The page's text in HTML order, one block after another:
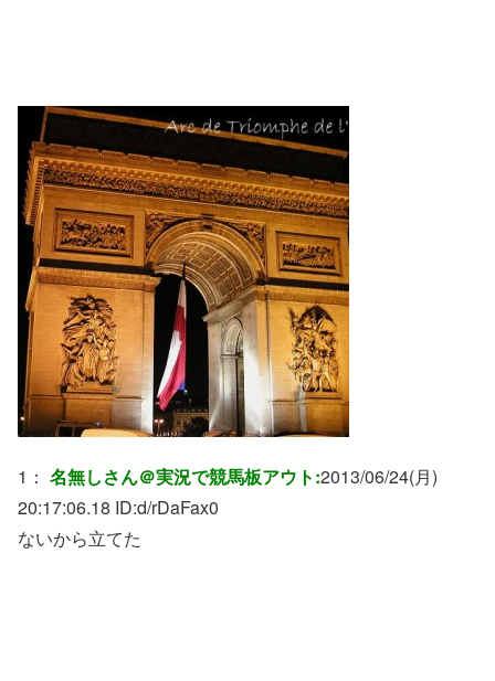
1： 名無しさん＠実況で競馬板アウト:2013/06/24(月)
20:17:06.18 ID:d/rDaFax0
ないから立てた